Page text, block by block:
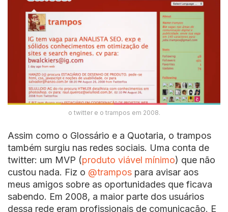
o twitter e o trampos em 2008.
Assim como o Glossário e a Quotaria, o trampos
também surgiu nas redes sociais. Uma conta de
twitter: um MVP (produto viável mínimo) que não
custou nada. Fiz o @trampos para avisar aos
meus amigos sobre as oportunidades que ficava
sabendo. Em 2008, a maior parte dos usuários
dessa rede eram profissionais de comunicação. E